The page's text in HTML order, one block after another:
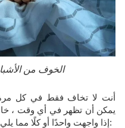
الخوف من
أنت لا تخاف فقط في كل مرة
يمكن أن تظهر في أي وقت ،
إذا واجهت واحدًا أو كلًا مما يلي ، فمن المؤكد أنك تخاف من الأشباح: